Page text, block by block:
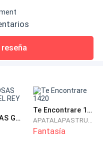
como esto, pensó
impactados por
grupo de hechiceros.
por todos lados.«Esto
dijo Muerte.Dante
—contestó Dante—.
LAS ESPOSAS GEMELAS DEL REY VAMPIRO
Te Encontrare 1420
APATALAPASTRUKA
Fantasía